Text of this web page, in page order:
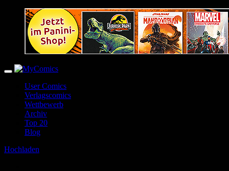
User Comics
Verlagscomics
Wettbewerb
Archiv
Top 20
Blog
Hochladen